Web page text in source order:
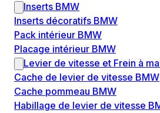
Inserts BMW
Inserts décoratifs BMW
Pack intérieur BMW
Placage intérieur BMW
Levier de vitesse et Frein à
Cache de levier de vitesse BMW
Cache pommeau BMW
Habillage de levier de vitesse